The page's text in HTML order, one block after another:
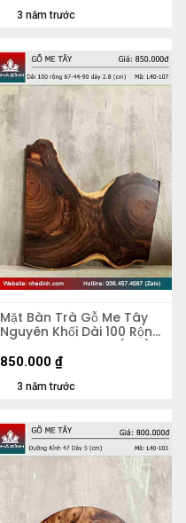
3 năm trước
Mặt Bàn Trà Gỗ Me Tây
Nguyên Khối Dài 100 Rộng
67-44-90 Dày 2,8 (cm)
3 năm trước
850.000 ₫